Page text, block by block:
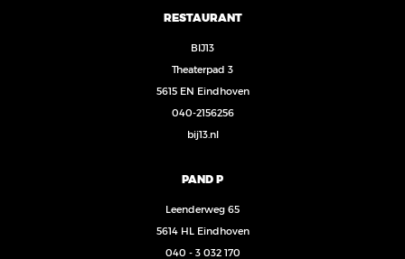
RESTAURANT
BIJ13
Theaterpad 3
5615 EN Eindhoven
040-2156256
bij13.nl
PAND P
Leenderweg 65
5614 HL Eindhoven
040 - 3 032 170